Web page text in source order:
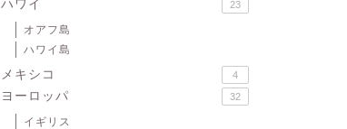
ハワイ 23
オアフ島
ハワイ島
メキシコ 4
ヨーロッパ 32
イギリス